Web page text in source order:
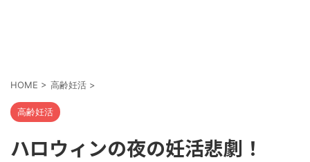
HOME > 高齢妊活 >
高齢妊活
ハロウィンの夜の妊活悲劇！